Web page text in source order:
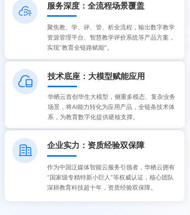
服务深度：全流程场景覆盖
聚焦教、学、评、管、析全流程，输出数字教学
资源管理平台、智慧教学评价系统等产品方案，
实现“教育全链路赋能”。
技术底座：大模型赋能应用
华栖云首创华生大模型，侧重多模态、复杂业务
场景，将AI能力转化为应用产品，全链条技术体
系，为教育数字化提供硬核支撑。
企业实力：资质经验双保障
作为中国泛媒体智能云服务引领者，华栖云拥有
“国家级专精特新小巨人”等权威认证，核心团队
深耕教育科技超十年，资质经验双保障。